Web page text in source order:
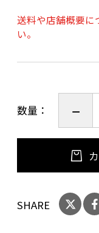
送料や店舗概要に
い。
数量：
SHARE